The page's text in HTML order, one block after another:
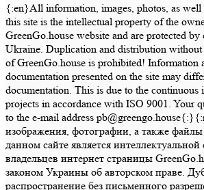
{:en}All information, images, photos, as well
this site is the intellectual property of the
GreenGo.house website and are protected
Ukraine. Duplication and distribution without
of GreenGo.house is prohibited! Information
documentation presented on the site may
documentation. This is due to the continuous
projects in accordance with ISO 9001. Your
to the e-mail address
изображения, фотографии, а также
данном сайте является
владельцев интернет страницы
законом Украины об авторском праве.
распространение без письменного